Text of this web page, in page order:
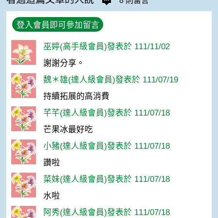
登入會員即可參加留言
巫婷(高手級會員)發表於 111/11/02
謝謝分享。
魏＊雄(達人級會員)發表於 111/07/19
持續拓展的高消費
芊芊(達人級會員)發表於 111/07/18
芒果冰最好吃
小豬(達人級會員)發表於 111/07/18
讚啦
菜妹(達人級會員)發表於 111/07/18
水啦
阿秀(達人級會員)發表於 111/07/18